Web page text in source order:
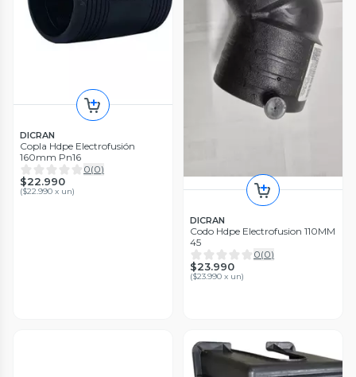
DICRAN
Copla Hdpe Electrofusión
160mm Pn16
0(0)
$22.990
($22.990 x un)
DICRAN
Codo Hdpe Electrofusion 110MM
45
0(0)
$23.990
($23.990 x un)